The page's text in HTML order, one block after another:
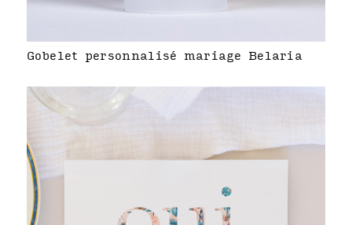
Gobelet personnalisé mariage Belaria